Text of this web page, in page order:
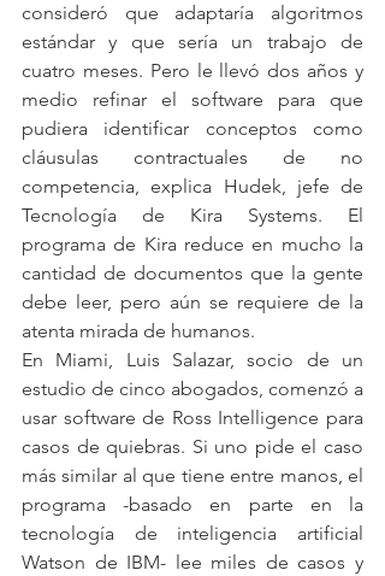
consideró que adaptaría algoritmos
estándar y que sería un trabajo de
cuatro meses. Pero le llevó dos años y
medio refinar el software para que
pudiera identificar conceptos como
cláusulas contractuales de no
competencia, explica Hudek, jefe de
Tecnología de Kira Systems. El
programa de Kira reduce en mucho la
cantidad de documentos que la gente
debe leer, pero aún se requiere de la
atenta mirada de humanos.
En Miami, Luis Salazar, socio de un
estudio de cinco abogados, comenzó a
usar software de Ross Intelligence para
casos de quiebras. Si uno pide el caso
más similar al que tiene entre manos, el
programa -basado en parte en la
tecnología de inteligencia artificial
Watson de IBM- lee miles de casos y